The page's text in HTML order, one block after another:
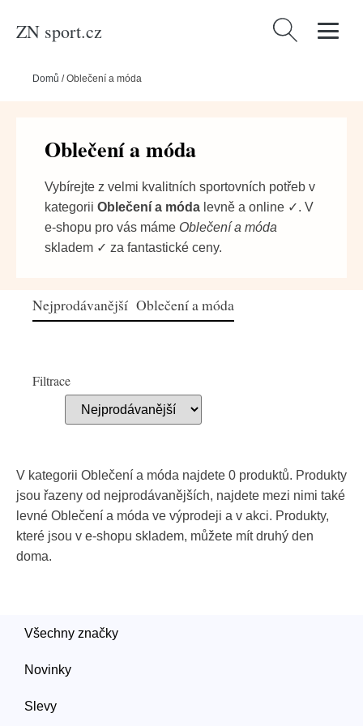
ZN sport.cz Vyhledávání
Domů /Oblečení a móda
Oblečení a móda
Vybírejte z velmi kvalitních sportovních potřeb v
kategorii Oblečení a móda levně a online ✓. V
e-shopu pro vás máme Oblečení a móda
skladem ✓ za fantastické ceny.
Nejprodávanější Oblečení a móda
Filtrace
V kategorii Oblečení a móda najdete 0 produktů. Produkty
jsou řazeny od nejprodávanějších, najdete mezi nimi také
levné Oblečení a móda ve výprodeji a v akci. Produkty,
které jsou v e-shopu skladem, můžete mít druhý den
doma.
Všechny značky
Novinky
Slevy